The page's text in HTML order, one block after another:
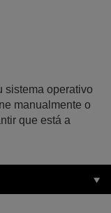
sistema operativo
manualmente o
que está a